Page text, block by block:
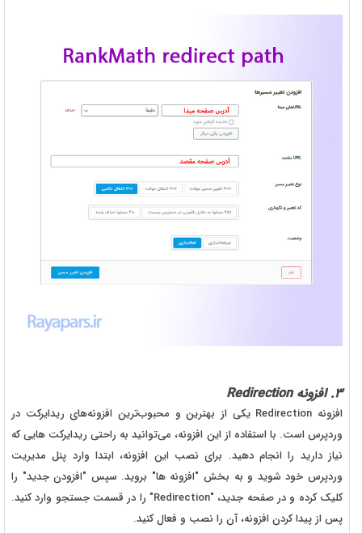
3. افزونه Redirection
افزونه Redirection یکی از بهترین و محبوب‌ترین افزونه‌های ریدایرکت در
وردپرس است. با استفاده از این افزونه، می‌توانید به راحتی ریدایرکت هایی که
نیاز دارید را انجام دهید. برای نصب این افزونه، ابتدا وارد پنل مدیریت
وردپرس خود شوید و به بخش "افزونه ها" بروید. سپس "افزودن جدید" را
کلیک کرده و در صفحه جدید، "Redirection" را در قسمت جستجو وارد کنید.
پس از پیدا کردن افزونه، آن را نصب و فعال کنید.